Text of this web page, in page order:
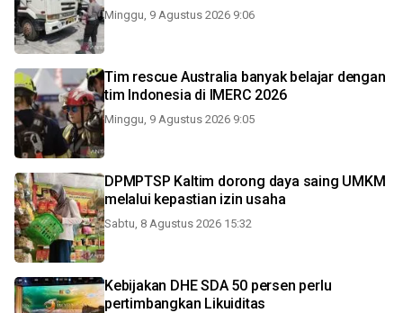
Minggu, 9 Agustus 2026 9:06
Tim rescue Australia banyak belajar dengan
tim Indonesia di IMERC 2026
Minggu, 9 Agustus 2026 9:05
DPMPTSP Kaltim dorong daya saing UMKM
melalui kepastian izin usaha
Sabtu, 8 Agustus 2026 15:32
Kebijakan DHE SDA 50 persen perlu
pertimbangkan Likuiditas